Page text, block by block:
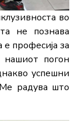
во
не познава
е професија за
нашиот погон
успешни
Ме радува што